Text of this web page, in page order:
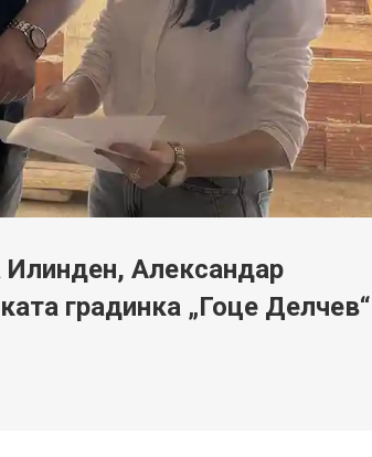
Илинден, Александар
градинка „Гоце Делчев“